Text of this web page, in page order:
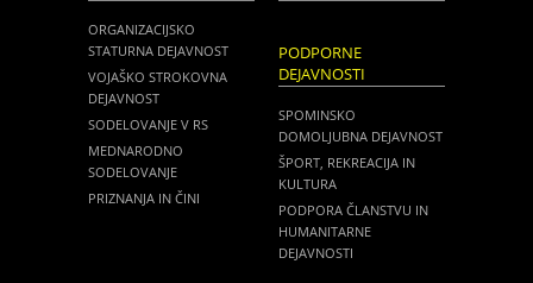
ORGANIZACIJSKO
STATURNA DEJAVNOST
VOJAŠKO STROKOVNA
DEJAVNOST
SODELOVANJE V RS
MEDNARODNO
SODELOVANJE
PRIZNANJA IN ČINI
PODPORNE
DEJAVNOSTI
SPOMINSKO
DOMOLJUBNA DEJAVNOST
ŠPORT, REKREACIJA IN
KULTURA
PODPORA ČLANSTVU IN
HUMANITARNE
DEJAVNOSTI